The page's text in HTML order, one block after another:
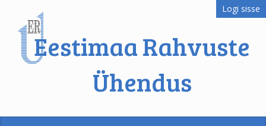
Logi sisse
Eestimaa Rahvuste
Ühendus